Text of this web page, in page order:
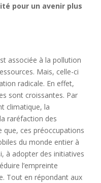
pour un avenir plus
associée à la pollution
Mais, celle-ci
radicale. En effet,
sont croissantes. Par
climatique, la
raréfaction des
que, ces préoccupations
du monde entier à
à adopter des initiatives
l’empreinte
Tout en répondant aux